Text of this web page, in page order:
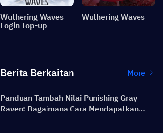
Wuthering Waves
Login Top-up
Wuthering Waves
Berita Berkaitan More
Panduan Tambah Nilai Punishing Gray
Raven: Bagaimana Cara Mendapatkan
Rainbow Card dengan Harga Lebih Baik?